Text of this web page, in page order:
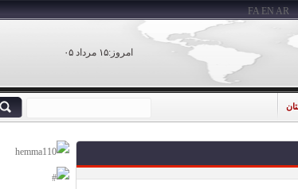
امروز:۱۵ مرداد ۰۵
FA EN AR